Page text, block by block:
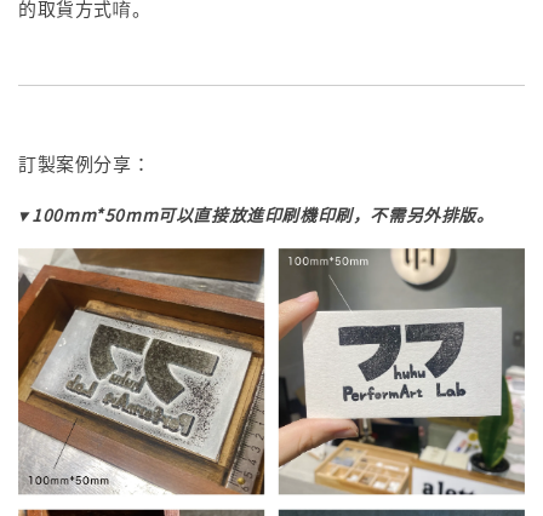
的取貨方式唷。
訂製案例分享：
▾ 100mm*50mm可以直接放進印刷機印刷，不需另外排版。